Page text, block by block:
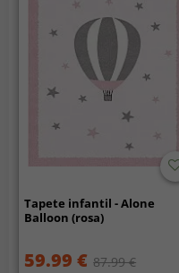
Tapete infantil - Alone
Balloon (rosa)
59.99 € 87.99 €